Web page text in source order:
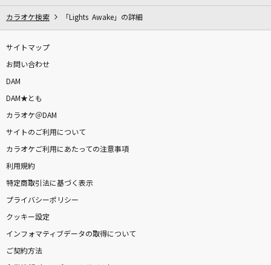
カラオケ検索 「Lights Awake」の詳細
サイトマップ
お問い合わせ
DAM
DAM★とも
カラオケ＠DAM
サイトのご利用について
カラオケご利用にあたっての注意事項
利用規約
特定商取引法に基づく表示
プライバシーポリシー
クッキー設定
インフォマティブデータの取得について
ご契約方法